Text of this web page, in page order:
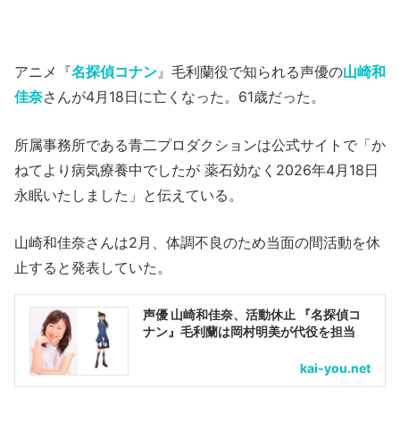
アニメ『名探偵コナン』毛利蘭役で知られる声優の山崎和
佳奈さんが4月18日に亡くなった。61歳だった。
所属事務所である青二プロダクションは公式サイトで「か
ねてより病気療養中でしたが 薬石効なく2026年4月18日
永眠いたしました」と伝えている。
山崎和佳奈さんは2月、体調不良のため当面の間活動を休
止すると発表していた。
声優 山崎和佳奈、活動休止 『名探偵コ
ナン』毛利蘭は岡村明美が代役を担当
kai-you.net